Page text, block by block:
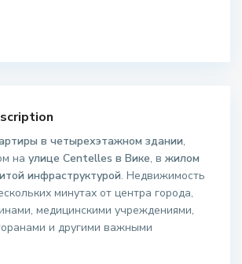
в четырехэтажном здании,
наулице Centelles в Вике, вжилом
инфраструктурой. Недвижимость
минутах от центра города,
медицинскими учреждениями,
и другими важными